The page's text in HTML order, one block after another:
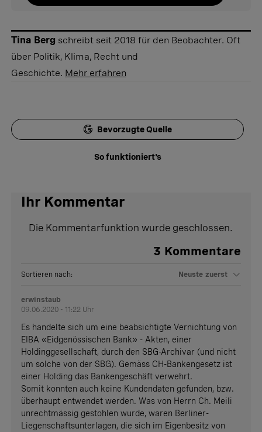
Tina Berg schreibt seit 2018 für den Beobachter. Oft
über Politik, Klima, Recht und
Geschichte. Mehr erfahren
Bevorzugte Quelle
So funktioniert's
Ihr Kommentar
Die Kommentarfunktion wurde geschlossen.
3 Kommentare
Sortieren nach: Neuste zuerst
erwinstaub
09.06.2020 - 11:22 Uhr
Es handelte sich um eine beabsichtigte Vernichtung von
EIBA «Eidgenössischen Bank» - Akten, einer
Holdinggesellschaft, durch den SBG-Archivar (und nicht
um solche von der SBG). Gemäss CH-Bankengesetz ist
einer Holding das Bankengeschäft verwehrt.
Somit konnten auch keine Kundendaten gefunden, bzw.
überhaupt entwendet werden. Was von Herrn Ch. Meili
unrechtmässig gestohlen wurde, waren Berliner-
Liegenschaftsunterlagen, die sich im Eigenbesitz von